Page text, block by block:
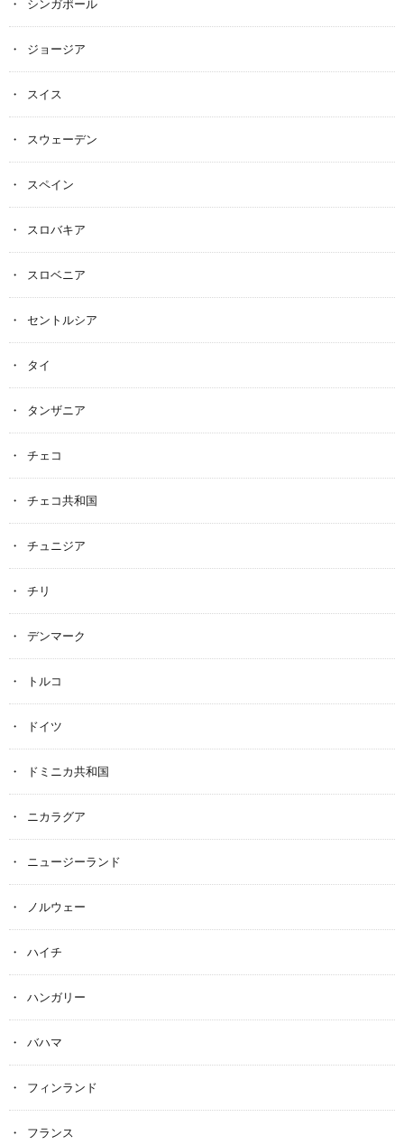
シンガポール
ジョージア
スイス
スウェーデン
スペイン
スロバキア
スロベニア
セントルシア
タイ
タンザニア
チェコ
チェコ共和国
チュニジア
チリ
デンマーク
トルコ
ドイツ
ドミニカ共和国
ニカラグア
ニュージーランド
ノルウェー
ハイチ
ハンガリー
バハマ
フィンランド
フランス